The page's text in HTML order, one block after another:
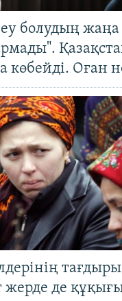
болудың жаңа
көбейді. Оған
жерде де